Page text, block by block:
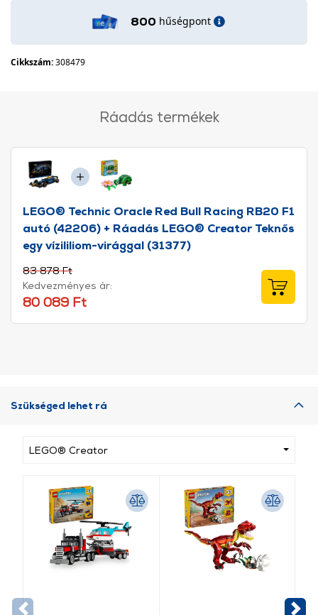
800 hűségpont
Cikkszám:308479
Ráadás termékek
LEGO® Technic Oracle Red Bull Racing RB20 F1
autó (42206) + Ráadás LEGO® Creator Teknős
egy vízililiom-virággal (31377)
83 878 Ft
Kedvezményes ár:
80 089 Ft
Szükséged lehet rá
LEGO® Creator